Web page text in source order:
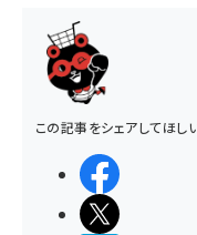
この記事をシェアしてほしい